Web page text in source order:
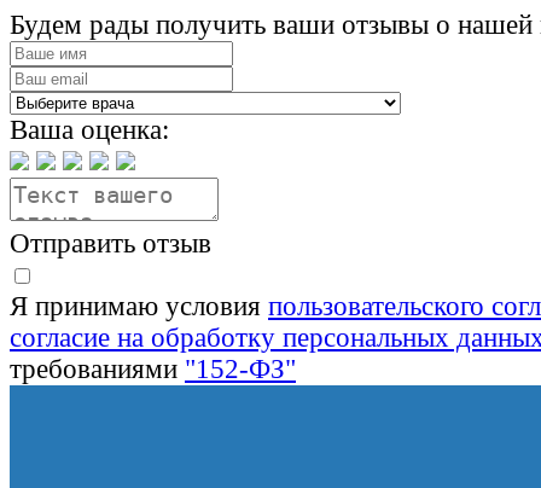
Будем рады получить ваши отзывы о нашей
Ваша оценка:
Отправить отзыв
Я принимаю условия пользовательского
согласие на обработку персональных
требованиями "152-ФЗ"